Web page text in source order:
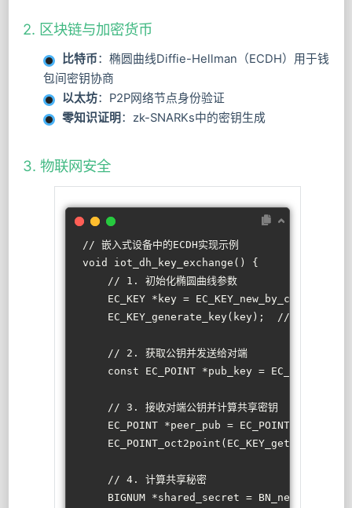
2. 区块链与加密货币
比特币：椭圆曲线Diffie-Hellman（ECDH）用于钱
包间密钥协商
以太坊：P2P网络节点身份验证
零知识证明 ：zk-SNARKs中的密钥生成
3. 物联网安全
// 嵌入式设备中的ECDH实现示例
void
iot_dh_key_exchange ()
{
// 1. 初始化椭圆曲线参数
EC_KEY *key =
    EC_KEY_generate_key(key);
// 生成密钥对
// 2. 获取公钥并发送给对端
const EC_POINT *pub_key =
// 3. 接收对端公钥并计算共享密钥
EC_POINT *peer_pub =
// 4. 计算共享秘密
    BIGNUM *shared_secret = BN_new();